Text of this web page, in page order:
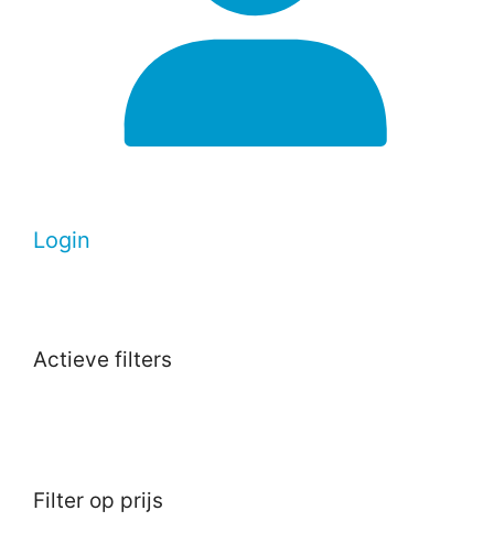
Login
Actieve filters
Filter op prijs